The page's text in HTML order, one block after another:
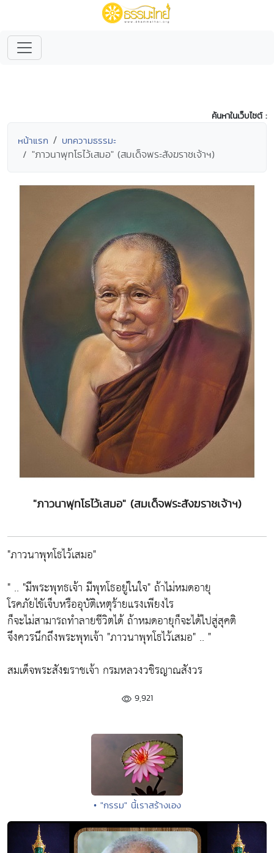
ค้นหาในเว็บไซต์ :
หน้าแรก บทความธรรมะ
"ภาวนาพุทโธไว้เสมอ" (สมเด็จพระสังฆราชเจ้าฯ)
"ภาวนาพุทโธไว้เสมอ" (สมเด็จพระสังฆราชเจ้าฯ)
"ภาวนาพุทโธไว้เสมอ"
" .. "มีพระพุทธเจ้า มีพุทโธอยู่ในใจ" ถ้าไม่หมดอายุ
โรคภัยไขัเจ็บหรืออุบัติเหตุร้ายแรงเพียงไร
ก็จะไม่สามารถทำลายชีวิตได้ ถ้าหมดอายุก็จะได้ไปสู่สุคติ
จึงควรนึกถึงพระพุทเจ้า "ภาวนาพุทโธไว้เสมอ" .. "
สมเด็จพระสังฆราชเจ้า กรมหลวงวชิรญาณสังวร
9,921
• "กรรม" นี้เราสร้างเอง